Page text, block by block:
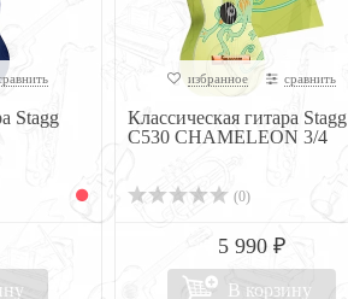
Stagg
избранное сравнить
Классическая гитара Stagg
C530 CHAMELEON 3/4
(0)
5 990 ₽
В корзину